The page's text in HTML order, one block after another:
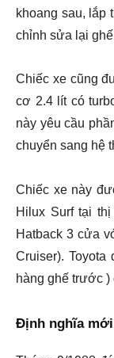
khoang sau, lắp
chỉnh sửa lại
Chiếc xe cũng
cơ 2.4 lít có
này yêu cầu
chuyển sang hệ
Chiếc xe này
Hilux Surf tại
Hatback 3 cửa
Cruiser).
hàng ghế trước )
Định nghĩa